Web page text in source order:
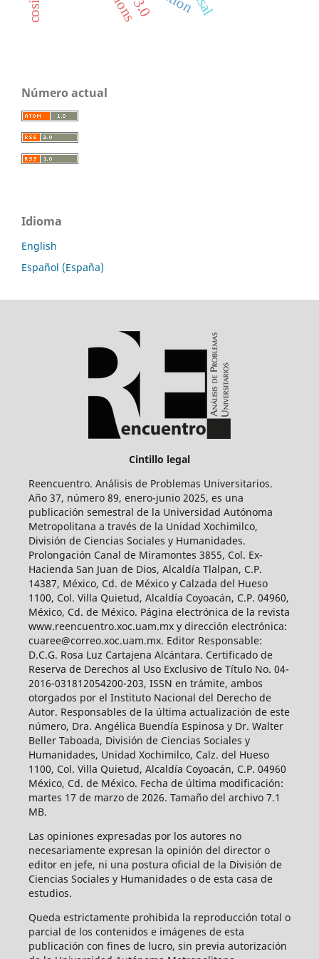
Número actual
Idioma
English
Español (España)
Cintillo legal
Reencuentro. Análisis de Problemas Universitarios.
Año 37, número 89, enero-junio 2025, es una
publicación semestral de la Universidad Autónoma
Metropolitana a través de la Unidad Xochimilco,
División de Ciencias Sociales y Humanidades.
Prolongación Canal de Miramontes 3855, Col. Ex-
Hacienda San Juan de Dios, Alcaldía Tlalpan, C.P.
14387, México, Cd. de México y Calzada del Hueso
1100, Col. Villa Quietud, Alcaldía Coyoacán, C.P. 04960,
México, Cd. de México. Página electrónica de la revista
www.reencuentro.xoc.uam.mx y dirección electrónica:
cuaree@correo.xoc.uam.mx. Editor Responsable:
D.C.G. Rosa Luz Cartajena Alcántara. Certificado de
Reserva de Derechos al Uso Exclusivo de Título No. 04-
2016-031812054200-203, ISSN en trámite, ambos
otorgados por el Instituto Nacional del Derecho de
Autor. Responsables de la última actualización de este
número, Dra. Angélica Buendía Espinosa y Dr. Walter
Beller Taboada, División de Ciencias Sociales y
Humanidades, Unidad Xochimilco, Calz. del Hueso
1100, Col. Villa Quietud, Alcaldía Coyoacán, C.P. 04960
México, Cd. de México. Fecha de última modificación:
martes 17 de marzo de 2026. Tamaño del archivo 7.1
MB.
Las opiniones expresadas por los autores no
necesariamente expresan la opinión del director o
editor en jefe, ni una postura oficial de la División de
Ciencias Sociales y Humanidades o de esta casa de
estudios.
Queda estrictamente prohibida la reproducción total o
parcial de los contenidos e imágenes de esta
publicación con fines de lucro, sin previa autorización